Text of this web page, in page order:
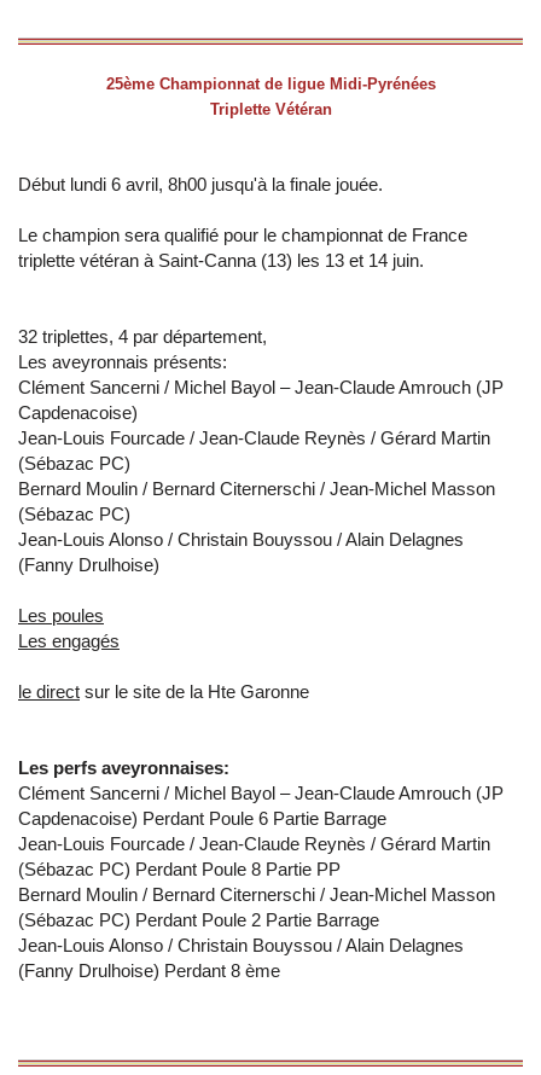
25ème Championnat de ligue Midi-Pyrénées
Triplette Vétéran
Début lundi 6 avril, 8h00 jusqu'à la finale jouée.
Le champion sera qualifié pour le championnat de France
triplette vétéran à Saint-Canna (13) les 13 et 14 juin.
32 triplettes, 4 par département,
Les aveyronnais présents:
Clément Sancerni / Michel Bayol – Jean-Claude Amrouch (JP
Capdenacoise)
Jean-Louis Fourcade / Jean-Claude Reynès / Gérard Martin
(Sébazac PC)
Bernard Moulin / Bernard Citernerschi / Jean-Michel Masson
(Sébazac PC)
Jean-Louis Alonso / Christain Bouyssou / Alain Delagnes
(Fanny Drulhoise)
Les poules
Les engagés
le direct sur le site de la Hte Garonne
Les perfs aveyronnaises:
Clément Sancerni / Michel Bayol – Jean-Claude Amrouch (JP
Capdenacoise) Perdant Poule 6 Partie Barrage
Jean-Louis Fourcade / Jean-Claude Reynès / Gérard Martin
(Sébazac PC) Perdant Poule 8 Partie PP
Bernard Moulin / Bernard Citernerschi / Jean-Michel Masson
(Sébazac PC) Perdant Poule 2 Partie Barrage
Jean-Louis Alonso / Christain Bouyssou / Alain Delagnes
(Fanny Drulhoise) Perdant 8 ème